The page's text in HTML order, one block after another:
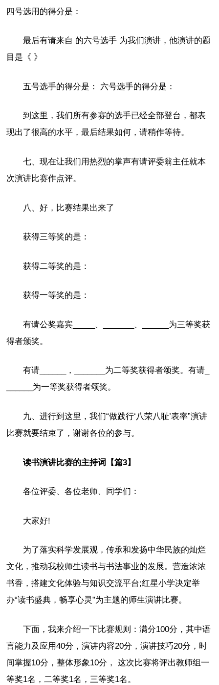
四号选用的得分是：
最后有请来自 的六号选手 为我们演讲，他演讲的题
目是《 》
五号选手的得分是： 六号选手的得分是：
到这里，我们所有参赛的选手已经全部登台，都表
现出了很高的水平，最后结果如何，请稍作等待。
七、现在让我们用热烈的掌声有请评委翁主任就本
次演讲比赛作点评。
八、好，比赛结果出来了
获得三等奖的是：
获得二等奖的是：
获得一等奖的是：
有请公奖嘉宾_____、_______、______为三等奖获
得者颁奖。
有请______，_______为二等奖获得者颂奖。有请_
______为一等奖获得者颂奖。
九、进行到这里，我们“做践行‘八荣八耻’表率”演讲
比赛就要结束了，谢谢各位的参与。
读书演讲比赛的主持词【篇3】
各位评委、各位老师、同学们：
大家好!
为了落实科学发展观，传承和发扬中华民族的灿烂
文化，推动我校师生读书与书法事业的发展。营造浓浓
书香，搭建文化体验与知识交流平台;红星小学决定举
办“读书盛典，畅享心灵”为主题的师生演讲比赛。
下面，我来介绍一下比赛规则：满分100分，其中语
言能力及应用40分，演讲内容20分，演讲技巧20分，时
间掌握10分，整体形象10分， 这次比赛将评出教师组一
等奖1名，二等奖1名，三等奖1名。